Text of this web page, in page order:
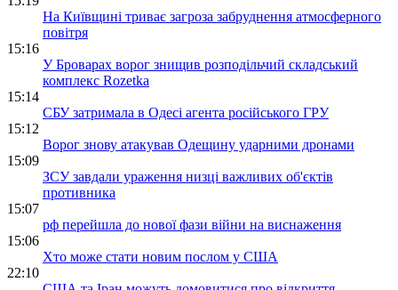
На Київщині триває загроза забруднення атмосферного
повітря
15:16
У Броварах ворог знищив розподільчий складський
комплекс Rozetka
15:14
СБУ затримала в Одесі агента російського ГРУ
15:12
Ворог знову атакував Одещину ударними дронами
15:09
ЗСУ завдали ураження низці важливих об'єктів
противника
15:07
рф перейшла до нової фази війни на виснаження
15:06
Хто може стати новим послом у США
22:10